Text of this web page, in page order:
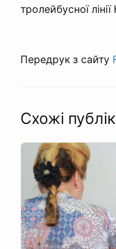
тролейбусної
Передрук з сайту
Схожі